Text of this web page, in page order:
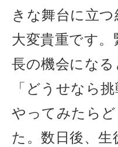
きな舞台に立
大変貴重です
長の機会になる
「どうせなら
やってみたら
た。数日後、生